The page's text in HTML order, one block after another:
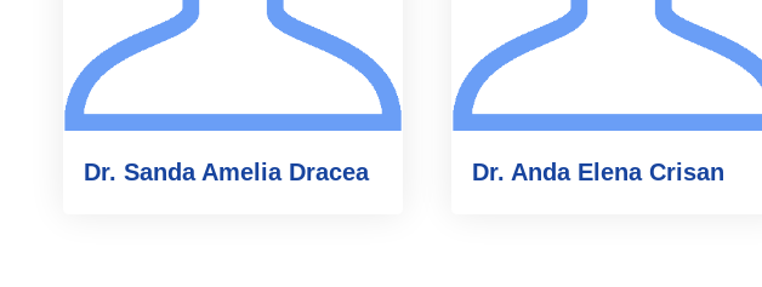
Dr. Sanda Amelia Dracea Dr. Anda Elena Crisan